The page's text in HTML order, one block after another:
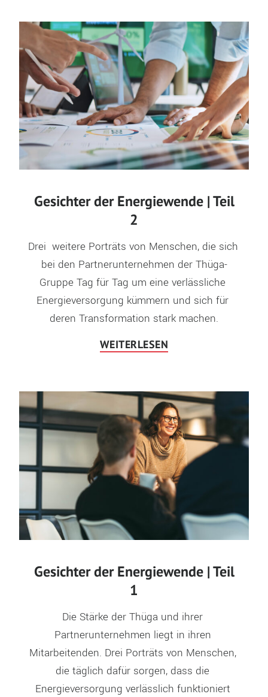
Gesichter der Energiewende | Teil
2
Drei  weitere Porträts von Menschen, die sich
bei den Partnerunternehmen der Thüga-
Gruppe Tag für Tag um eine verlässliche
Energieversorgung kümmern und sich für
deren Transformation stark machen.
WEITERLESEN
Gesichter der Energiewende | Teil
1
Die Stärke der Thüga und ihrer
Partnerunternehmen liegt in ihren
Mitarbeitenden. Drei Porträts von Menschen,
die täglich dafür sorgen, dass die
Energieversorgung verlässlich funktioniert